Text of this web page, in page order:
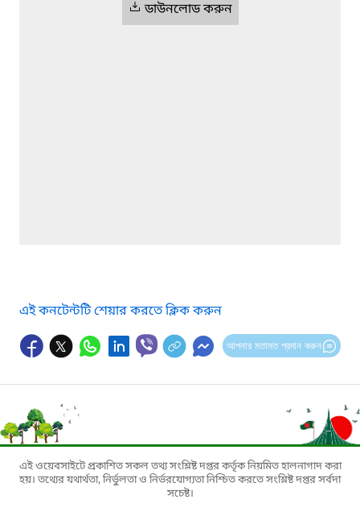
ডাউনলোড করুন
এই কনটেন্টটি শেয়ার করতে ক্লিক করুন
আপনার মতামত প্রদান করুন
এই ওয়েবসাইটে প্রকাশিত সকল তথ্য সংশ্লিষ্ট দপ্তর কর্তৃক নিয়মিত হালনাগাদ করা
হয়। তথ্যের যথার্থতা, নির্ভুলতা ও নির্ভরযোগ্যতা নিশ্চিত করতে সংশ্লিষ্ট দপ্তর সর্বদা
সচেষ্ট।